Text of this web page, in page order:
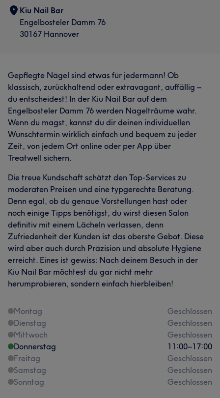
Kiu Nail Bar
Engelbosteler Damm 76
30167 Hannover
Gepflegte Nägel sind etwas für jedermann! Ob
klassisch, zurückhaltend oder extravagant, auffällig –
du entscheidest! In der Kiu Nail Bar auf dem
Engelbosteler Damm 76 werden Nagelträume wahr.
Wenn du magst, kannst du dir deinen individuellen
Wunschtermin wirklich einfach und bequem zu jeder
Zeit, von jedem Ort online oder per App über
Treatwell sichern.
Die treue Kundschaft schätzt den Top-Services zu
moderaten Preisen und eine typgerechte Beratung.
Denn egal, ob du genaue Vorstellungen hast oder
noch einige Tipps benötigst, du wirst diesen Salon
definitiv mit einem Lächeln verlassen, denn
Zufriedenheit der Kunden ist das oberste Gebot. Diese
wird aber auch durch Präzision und absolute Hygiene
erreicht. Eines ist gewiss: Nach deinem Besuch in der
Kiu Nail Bar möchtest du gar nicht mehr
herumprobieren, sondern einfach hierbleiben!
Montag
Geschlossen
Dienstag
Geschlossen
Mittwoch
Geschlossen
Donnerstag
11:00–17:00
Freitag
Geschlossen
Samstag
Geschlossen
Sonntag
Geschlossen